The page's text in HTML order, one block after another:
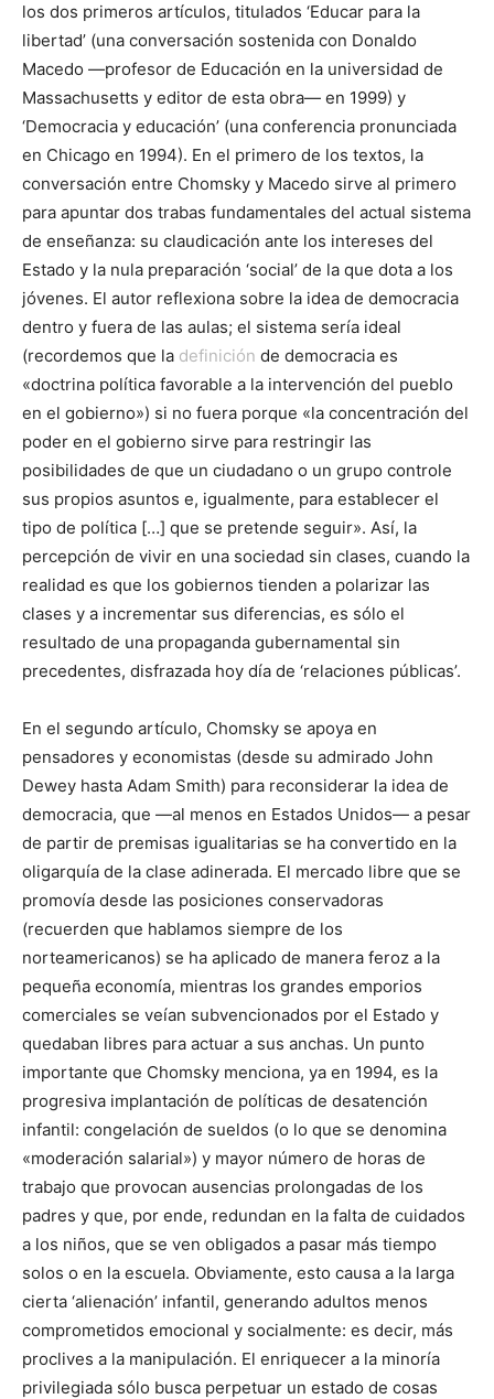
los dos primeros artículos, titulados ‘Educar para la
libertad’ (una conversación sostenida con Donaldo
Macedo —profesor de Educación en la universidad de
Massachusetts y editor de esta obra— en 1999) y
‘Democracia y educación’ (una conferencia pronunciada
en Chicago en 1994). En el primero de los textos, la
conversación entre Chomsky y Macedo sirve al primero
para apuntar dos trabas fundamentales del actual sistema
de enseñanza: su claudicación ante los intereses del
Estado y la nula preparación ‘social’ de la que dota a los
jóvenes. El autor reflexiona sobre la idea de democracia
dentro y fuera de las aulas; el sistema sería ideal
(recordemos que la definición de democracia es
«doctrina política favorable a la intervención del pueblo
en el gobierno») si no fuera porque «la concentración del
poder en el gobierno sirve para restringir las
posibilidades de que un ciudadano o un grupo controle
sus propios asuntos e, igualmente, para establecer el
tipo de política […] que se pretende seguir». Así, la
percepción de vivir en una sociedad sin clases, cuando la
realidad es que los gobiernos tienden a polarizar las
clases y a incrementar sus diferencias, es sólo el
resultado de una propaganda gubernamental sin
precedentes, disfrazada hoy día de ‘relaciones públicas’.
En el segundo artículo, Chomsky se apoya en
pensadores y economistas (desde su admirado John
Dewey hasta Adam Smith) para reconsiderar la idea de
democracia, que —al menos en Estados Unidos— a pesar
de partir de premisas igualitarias se ha convertido en la
oligarquía de la clase adinerada. El mercado libre que se
promovía desde las posiciones conservadoras
(recuerden que hablamos siempre de los
norteamericanos) se ha aplicado de manera feroz a la
pequeña economía, mientras los grandes emporios
comerciales se veían subvencionados por el Estado y
quedaban libres para actuar a sus anchas. Un punto
importante que Chomsky menciona, ya en 1994, es la
progresiva implantación de políticas de desatención
infantil: congelación de sueldos (o lo que se denomina
«moderación salarial») y mayor número de horas de
trabajo que provocan ausencias prolongadas de los
padres y que, por ende, redundan en la falta de cuidados
a los niños, que se ven obligados a pasar más tiempo
solos o en la escuela. Obviamente, esto causa a la larga
cierta ‘alienación’ infantil, generando adultos menos
comprometidos emocional y socialmente: es decir, más
proclives a la manipulación. El enriquecer a la minoría
privilegiada sólo busca perpetuar un estado de cosas